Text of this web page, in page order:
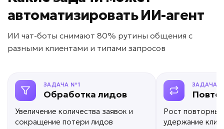
ИИ для проведения
опросов
Задача: Сбор отзывов и оценок
Подробней
Срок реализации от 3 дней
автоматизировать ИИ-агент
ИИ чат-боты снимают 80% рутины общения с
разными клиентами и типами запросов
ЗАДАЧА №1
Обработка лидов
Увеличение количества заявок и
сокращение потери лидов
ЗАДАЧА
Рост
удержание